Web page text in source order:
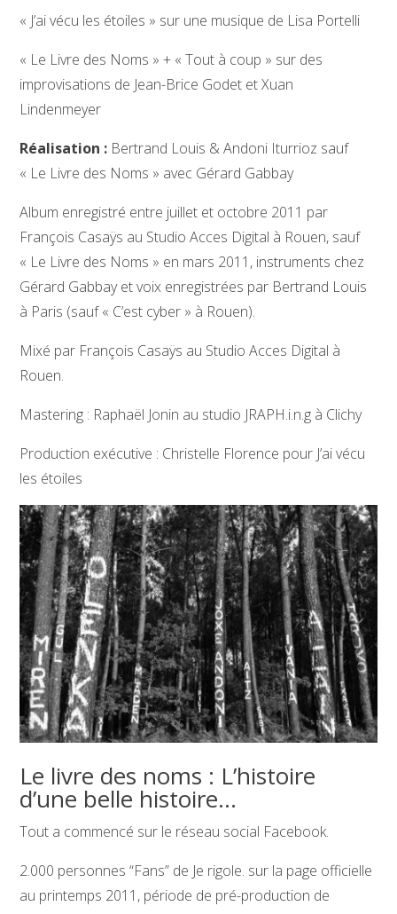
« J’ai vécu les étoiles » sur une musique de Lisa Portelli
« Le Livre des Noms » + « Tout à coup » sur des
improvisations de Jean-Brice Godet et Xuan
Lindenmeyer
Réalisation : Bertrand Louis & Andoni Iturrioz sauf
« Le Livre des Noms » avec Gérard Gabbay
Album enregistré entre juillet et octobre 2011 par
François Casaÿs au Studio Acces Digital à Rouen, sauf
« Le Livre des Noms » en mars 2011, instruments chez
Gérard Gabbay et voix enregistrées par Bertrand Louis
à Paris (sauf « C’est cyber » à Rouen).
Mixé par François Casaÿs au Studio Acces Digital à
Rouen.
Mastering : Raphaël Jonin au studio JRAPH.i.n.g à Clichy
Production exécutive : Christelle Florence pour J’ai vécu
les étoiles
Le livre des noms : L’histoire
d’une belle histoire…
Tout a commencé sur le réseau social Facebook.
2.000 personnes “Fans” de Je rigole. sur la page officielle
au printemps 2011, période de pré-production de